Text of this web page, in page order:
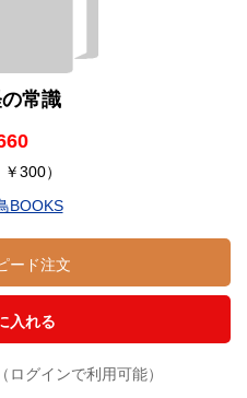
常識
￥300）
BOOKS
ード注文
入れる
グインで利用可能）